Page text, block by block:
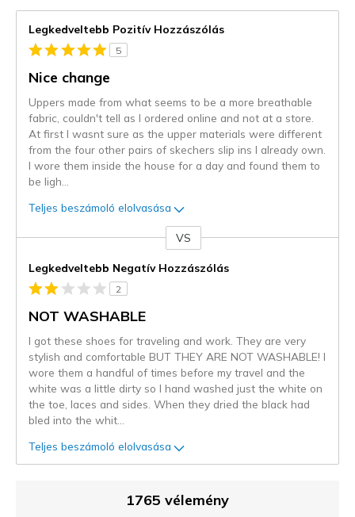
Legkedveltebb Pozitív Hozzászólás
5
Nice change
Uppers made from what seems to be a more breathable
fabric, couldn't tell as I ordered online and not at a store.
At first I wasnt sure as the upper materials were different
from the four other pairs of skechers slip ins I already own.
I wore them inside the house for a day and found them to
be ligh
Teljes beszámoló elolvasása
VS
Legkedveltebb Negatív Hozzászólás
2
NOT WASHABLE
I got these shoes for traveling and work. They are very
stylish and comfortable BUT THEY ARE NOT WASHABLE! I
wore them a handful of times before my travel and the
white was a little dirty so I hand washed just the white on
the toe, laces and sides. When they dried the black had
bled into the whit
Teljes beszámoló elolvasása
1765 vélemény